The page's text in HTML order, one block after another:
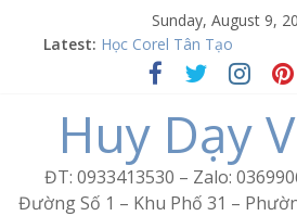
Sunday, August 9,
Latest: Học Corel Tân Tạo
Cách tạo USB Boot bằng
Khóa học Photoshop tại
Excel Bình Trị Đông – Vi
Word Bình Trị Đông – Tin
Huy Dạy
ĐT: 0933413530 – Zalo:
Đường Số 1 – Khu Phố 31 –